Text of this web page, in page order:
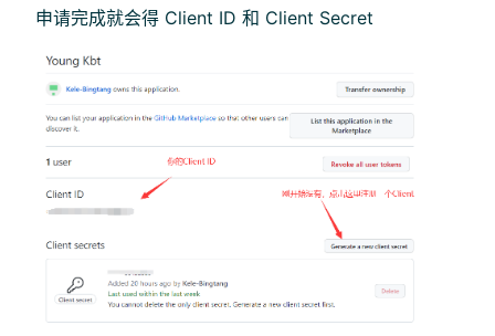
申请完成就会得 Client ID 和 Client Secret